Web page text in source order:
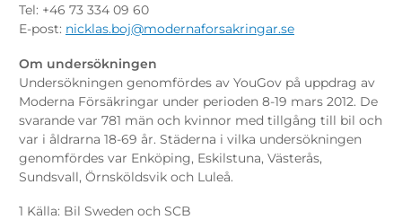
Tel: +46 73 334 09 60
E-post: nicklas.boj@modernaforsakringar.se
Om undersökningen
Undersökningen genomfördes av YouGov på uppdrag av
Moderna Försäkringar under perioden 8-19 mars 2012. De
svarande var 781 män och kvinnor med tillgång till bil och
var i åldrarna 18-69 år. Städerna i vilka undersökningen
genomfördes var Enköping, Eskilstuna, Västerås,
Sundsvall, Örnsköldsvik och Luleå.
1 Källa: Bil Sweden och SCB